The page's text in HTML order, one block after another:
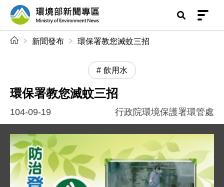
前往中央內容區塊
環境部新聞專區
新聞發布 環保署教您滅蚊三招
飲用水
環保署教您滅蚊三招
104-09-19 行政院環境保護署環管處